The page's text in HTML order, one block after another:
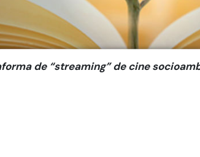
de “streaming” de cine